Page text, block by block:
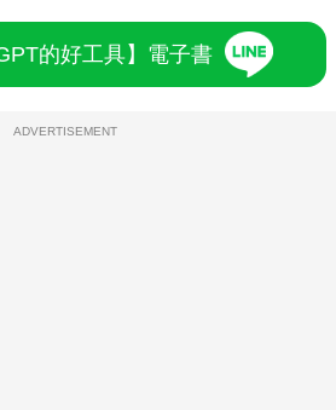
的好工具】電子書
ADVERTISEMENT